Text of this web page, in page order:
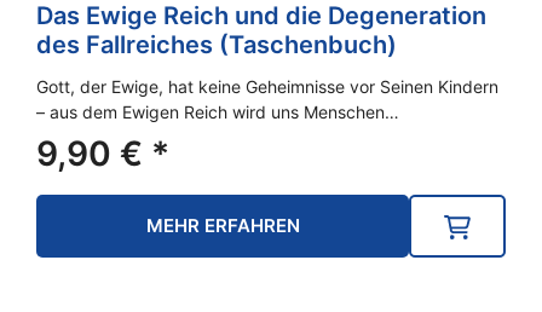
Das Ewige Reich und die Degeneration
des Fallreiches (Taschenbuch)
Gott, der Ewige, hat keine Geheimnisse vor Seinen Kindern
– aus dem Ewigen Reich wird uns Menschen…
9,90 € *
MEHR ERFAHREN